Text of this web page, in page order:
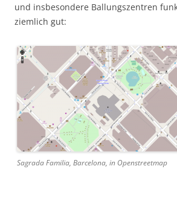
und insbesondere Ballungszentren
ziemlich gut:
Sagrada Familia, Barcelona, in Openstreetmap